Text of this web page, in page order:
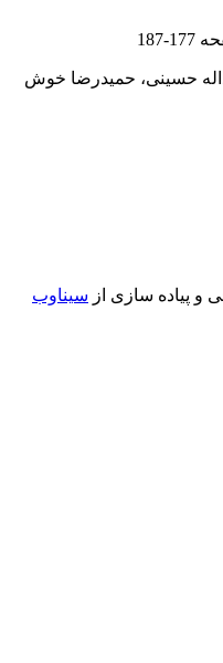
177-187
حسینی، حمیدرضا خوش
و پیاده سازی از سیناوب